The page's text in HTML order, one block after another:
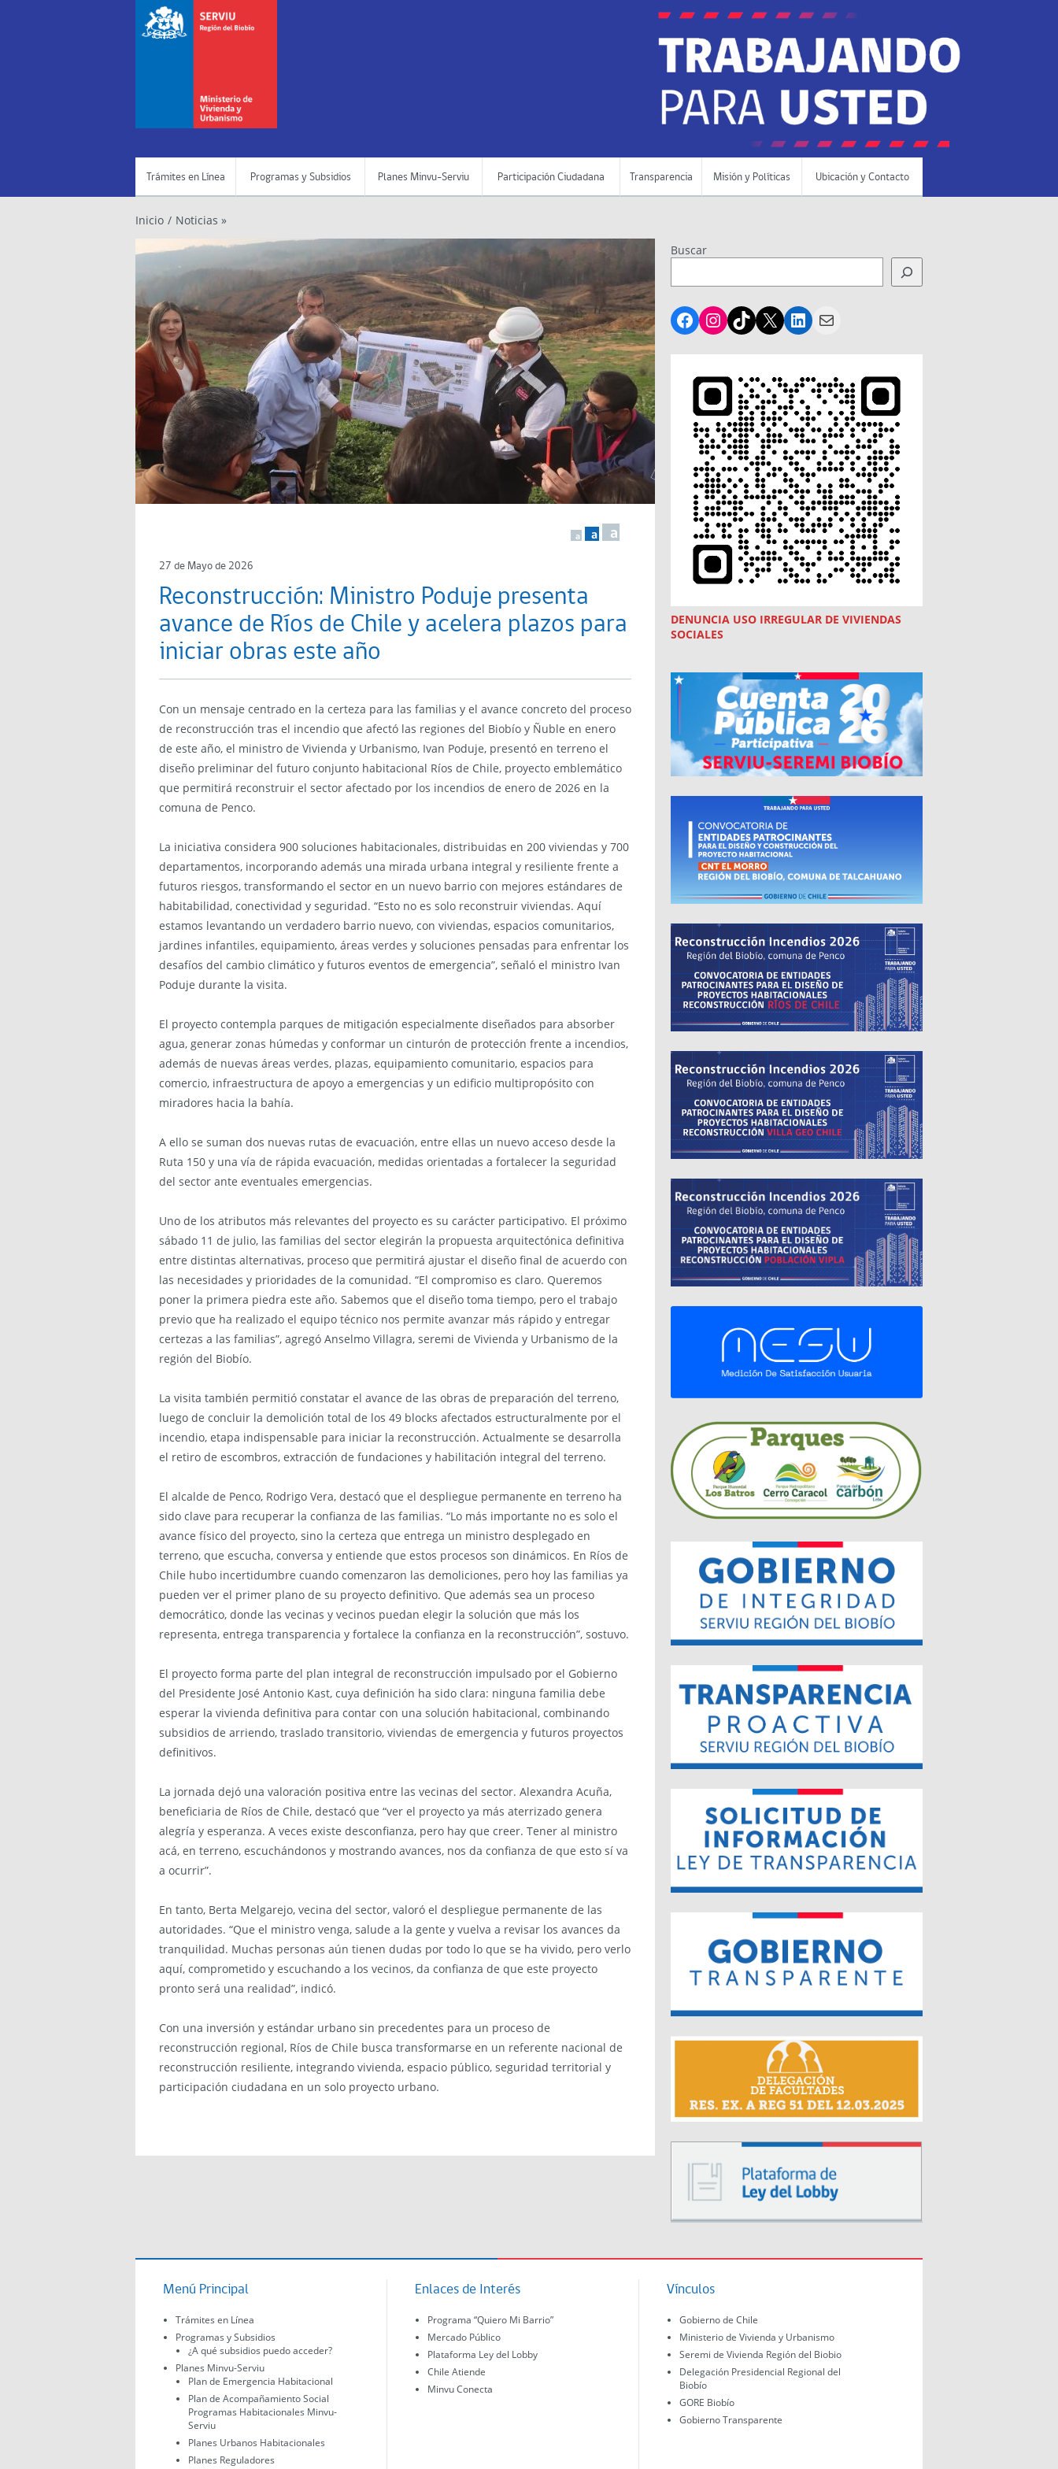
Trámites en Línea Programas y Subsidios Planes Minvu-Serviu Participación Ciudadana Transparencia Misión y Políticas Ubicación y Contacto
Inicio / Noticias »
a a a
27 de Mayo de 2026
Reconstrucción: Ministro Poduje presenta
avance de Ríos de Chile y acelera plazos para
iniciar obras este año
Con un mensaje centrado en la certeza para las familias y el avance concreto del proceso
de reconstrucción tras el incendio que afectó las regiones del Biobío y Ñuble en enero
de este año, el ministro de Vivienda y Urbanismo, Ivan Poduje, presentó en terreno el
diseño preliminar del futuro conjunto habitacional Ríos de Chile, proyecto emblemático
que permitirá reconstruir el sector afectado por los incendios de enero de 2026 en la
comuna de Penco.
La iniciativa considera 900 soluciones habitacionales, distribuidas en 200 viviendas y 700
departamentos, incorporando además una mirada urbana integral y resiliente frente a
futuros riesgos, transformando el sector en un nuevo barrio con mejores estándares de
habitabilidad, conectividad y seguridad. “Esto no es solo reconstruir viviendas. Aquí
estamos levantando un verdadero barrio nuevo, con viviendas, espacios comunitarios,
jardines infantiles, equipamiento, áreas verdes y soluciones pensadas para enfrentar los
desafíos del cambio climático y futuros eventos de emergencia”, señaló el ministro Ivan
Poduje durante la visita.
El proyecto contempla parques de mitigación especialmente diseñados para absorber
agua, generar zonas húmedas y conformar un cinturón de protección frente a incendios,
además de nuevas áreas verdes, plazas, equipamiento comunitario, espacios para
comercio, infraestructura de apoyo a emergencias y un edificio multipropósito con
miradores hacia la bahía.
A ello se suman dos nuevas rutas de evacuación, entre ellas un nuevo acceso desde la
Ruta 150 y una vía de rápida evacuación, medidas orientadas a fortalecer la seguridad
del sector ante eventuales emergencias.
Uno de los atributos más relevantes del proyecto es su carácter participativo. El próximo
sábado 11 de julio, las familias del sector elegirán la propuesta arquitectónica definitiva
entre distintas alternativas, proceso que permitirá ajustar el diseño final de acuerdo con
las necesidades y prioridades de la comunidad. “El compromiso es claro. Queremos
poner la primera piedra este año. Sabemos que el diseño toma tiempo, pero el trabajo
previo que ha realizado el equipo técnico nos permite avanzar más rápido y entregar
certezas a las familias”, agregó Anselmo Villagra, seremi de Vivienda y Urbanismo de la
región del Biobío.
La visita también permitió constatar el avance de las obras de preparación del terreno,
luego de concluir la demolición total de los 49 blocks afectados estructuralmente por el
incendio, etapa indispensable para iniciar la reconstrucción. Actualmente se desarrolla
el retiro de escombros, extracción de fundaciones y habilitación integral del terreno.
El alcalde de Penco, Rodrigo Vera, destacó que el despliegue permanente en terreno ha
sido clave para recuperar la confianza de las familias. “Lo más importante no es solo el
avance físico del proyecto, sino la certeza que entrega un ministro desplegado en
terreno, que escucha, conversa y entiende que estos procesos son dinámicos. En Ríos de
Chile hubo incertidumbre cuando comenzaron las demoliciones, pero hoy las familias ya
pueden ver el primer plano de su proyecto definitivo. Que además sea un proceso
democrático, donde las vecinas y vecinos puedan elegir la solución que más los
representa, entrega transparencia y fortalece la confianza en la reconstrucción”, sostuvo.
El proyecto forma parte del plan integral de reconstrucción impulsado por el Gobierno
del Presidente José Antonio Kast, cuya definición ha sido clara: ninguna familia debe
esperar la vivienda definitiva para contar con una solución habitacional, combinando
subsidios de arriendo, traslado transitorio, viviendas de emergencia y futuros proyectos
definitivos.
La jornada dejó una valoración positiva entre las vecinas del sector. Alexandra Acuña,
beneficiaria de Ríos de Chile, destacó que “ver el proyecto ya más aterrizado genera
alegría y esperanza. A veces existe desconfianza, pero hay que creer. Tener al ministro
acá, en terreno, escuchándonos y mostrando avances, nos da confianza de que esto sí va
a ocurrir”.
En tanto, Berta Melgarejo, vecina del sector, valoró el despliegue permanente de las
autoridades. “Que el ministro venga, salude a la gente y vuelva a revisar los avances da
tranquilidad. Muchas personas aún tienen dudas por todo lo que se ha vivido, pero verlo
aquí, comprometido y escuchando a los vecinos, da confianza de que este proyecto
pronto será una realidad”, indicó.
Con una inversión y estándar urbano sin precedentes para un proceso de
reconstrucción regional, Ríos de Chile busca transformarse en un referente nacional de
reconstrucción resiliente, integrando vivienda, espacio público, seguridad territorial y
participación ciudadana en un solo proyecto urbano.
Buscar
Facebook
Instagram
TikTok
X LinkedIn
Mail
DENUNCIA USO IRREGULAR DE VIVIENDAS
SOCIALES
Menú Principal
Trámites en Línea
Programas y Subsidios
¿A qué subsidios puedo acceder?
Planes Minvu-Serviu
Plan de Emergencia Habitacional
Plan de Acompañamiento Social
Programas Habitacionales Minvu-
Serviu
Planes Urbanos Habitacionales
Planes Reguladores
Enlaces de Interés
Programa “Quiero Mi Barrio”
Mercado Público
Plataforma Ley del Lobby
Chile Atiende
Minvu Conecta
Vínculos
Gobierno de Chile
Ministerio de Vivienda y Urbanismo
Seremi de Vivienda Región del Biobio
Delegación Presidencial Regional del
Biobío
GORE Biobío
Gobierno Transparente